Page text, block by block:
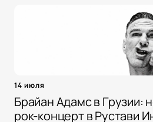
14 июля
Брайан Адамс в Грузии:
рок-концерт в Рустави